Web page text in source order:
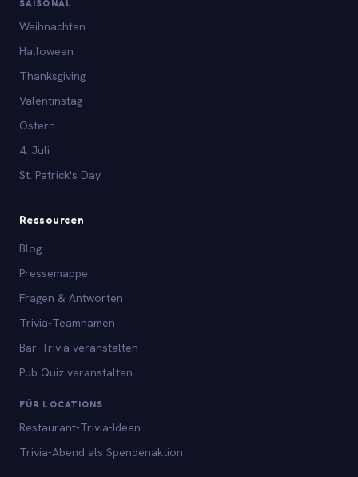
SAISONAL
Weihnachten
Halloween
Thanksgiving
Valentinstag
Ostern
4. Juli
St. Patrick's Day
Ressourcen
Blog
Pressemappe
Fragen & Antworten
Trivia-Teamnamen
Bar-Trivia veranstalten
Pub Quiz veranstalten
FÜR LOCATIONS
Restaurant-Trivia-Ideen
Trivia-Abend als Spendenaktion